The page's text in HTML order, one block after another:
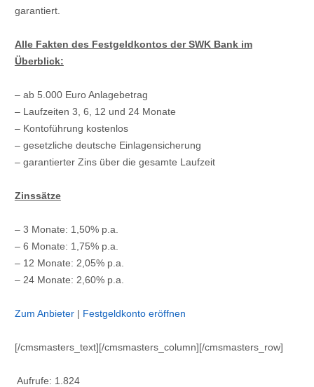
garantiert.
Alle Fakten des Festgeldkontos der SWK Bank im
Überblick:
– ab 5.000 Euro Anlagebetrag
– Laufzeiten 3, 6, 12 und 24 Monate
– Kontoführung kostenlos
– gesetzliche deutsche Einlagensicherung
– garantierter Zins über die gesamte Laufzeit
Zinssätze
– 3 Monate: 1,50% p.a.
– 6 Monate: 1,75% p.a.
– 12 Monate: 2,05% p.a.
– 24 Monate: 2,60% p.a.
Zum Anbieter| Festgeldkonto eröffnen
[/cmsmasters_text][/cmsmasters_column][/cmsmasters_row]
Aufrufe: 1.824